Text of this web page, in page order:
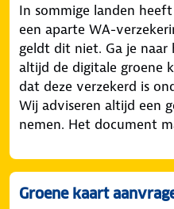
In sommige landen
een aparte WA-
geldt dit niet. Ga je naar
altijd de digitale groene
dat deze verzekerd is
Wij adviseren altijd een
nemen. Het document
Groene kaart